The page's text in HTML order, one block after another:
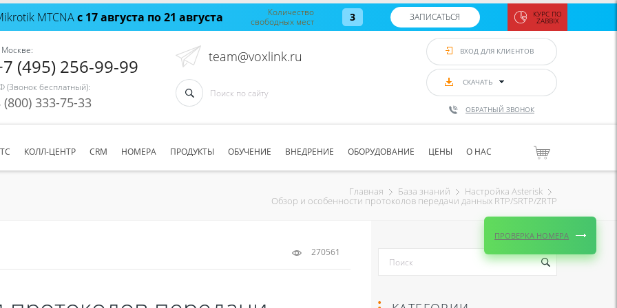
MTCNAс 17 августа по 21 августа
Количество
свободных мест
3 ЗАПИСАТЬСЯ КУРС ПО
ZABBIX
ВХОД ДЛЯ КЛИЕНТОВ
СКАЧАТЬ
ОБРАТНЫЙ ЗВОНОК
(495) 256-99-99
(Звонок бесплатный):
(800) 333-75-33
team@voxlink.ru
КОЛЛ-ЦЕНТР CRM НОМЕРА ПРОДУКТЫ ОБУЧЕНИЕ ВНЕДРЕНИЕ ОБОРУДОВАНИЕ ЦЕНЫ О НАС
Главная База знаний Настройка Asterisk
Обзор и особенности протоколов передачи данных RTP/SRTP/ZRTP
270561
ПРОВЕРКА НОМЕРА